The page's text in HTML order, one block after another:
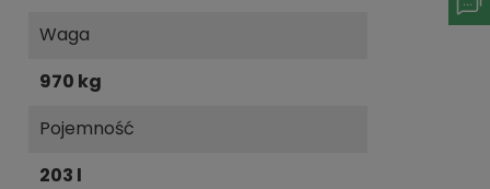
Waga
970 kg
Pojemność
203 l